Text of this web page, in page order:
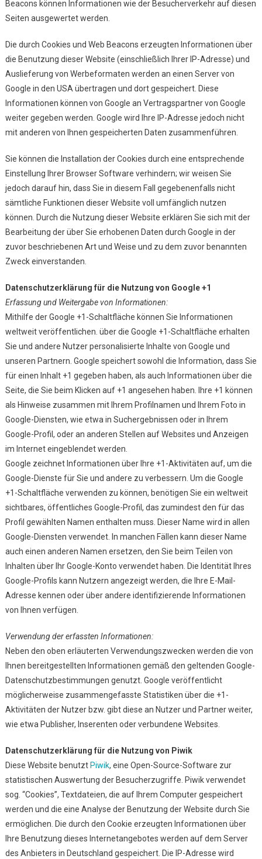
Beacons können Informationen wie der Besucherverkehr auf diesen
Seiten ausgewertet werden.
Die durch Cookies und Web Beacons erzeugten Informationen über
die Benutzung dieser Website (einschließlich Ihrer IP-Adresse) und
Auslieferung von Werbeformaten werden an einen Server von
Google in den USA übertragen und dort gespeichert. Diese
Informationen können von Google an Vertragspartner von Google
weiter gegeben werden. Google wird Ihre IP-Adresse jedoch nicht
mit anderen von Ihnen gespeicherten Daten zusammenführen.
Sie können die Installation der Cookies durch eine entsprechende
Einstellung Ihrer Browser Software verhindern; wir weisen Sie
jedoch darauf hin, dass Sie in diesem Fall gegebenenfalls nicht
sämtliche Funktionen dieser Website voll umfänglich nutzen
können. Durch die Nutzung dieser Website erklären Sie sich mit der
Bearbeitung der über Sie erhobenen Daten durch Google in der
zuvor beschriebenen Art und Weise und zu dem zuvor benannten
Zweck einverstanden.
Datenschutzerklärung für die Nutzung von Google +1
Erfassung und Weitergabe von Informationen:
Mithilfe der Google +1-Schaltfläche können Sie Informationen
weltweit veröffentlichen. über die Google +1-Schaltfläche erhalten
Sie und andere Nutzer personalisierte Inhalte von Google und
unseren Partnern. Google speichert sowohl die Information, dass Sie
für einen Inhalt +1 gegeben haben, als auch Informationen über die
Seite, die Sie beim Klicken auf +1 angesehen haben. Ihre +1 können
als Hinweise zusammen mit Ihrem Profilnamen und Ihrem Foto in
Google-Diensten, wie etwa in Suchergebnissen oder in Ihrem
Google-Profil, oder an anderen Stellen auf Websites und Anzeigen
im Internet eingeblendet werden.
Google zeichnet Informationen über Ihre +1-Aktivitäten auf, um die
Google-Dienste für Sie und andere zu verbessern. Um die Google
+1-Schaltfläche verwenden zu können, benötigen Sie ein weltweit
sichtbares, öffentliches Google-Profil, das zumindest den für das
Profil gewählten Namen enthalten muss. Dieser Name wird in allen
Google-Diensten verwendet. In manchen Fällen kann dieser Name
auch einen anderen Namen ersetzen, den Sie beim Teilen von
Inhalten über Ihr Google-Konto verwendet haben. Die Identität Ihres
Google-Profils kann Nutzern angezeigt werden, die Ihre E-Mail-
Adresse kennen oder über andere identifizierende Informationen
von Ihnen verfügen.
Verwendung der erfassten Informationen:
Neben den oben erläuterten Verwendungszwecken werden die von
Ihnen bereitgestellten Informationen gemäß den geltenden Google-
Datenschutzbestimmungen genutzt. Google veröffentlicht
möglicherweise zusammengefasste Statistiken über die +1-
Aktivitäten der Nutzer bzw. gibt diese an Nutzer und Partner weiter,
wie etwa Publisher, Inserenten oder verbundene Websites.
Datenschutzerklärung für die Nutzung von Piwik
Diese Website benutzt Piwik, eine Open-Source-Software zur
statistischen Auswertung der Besucherzugriffe. Piwik verwendet
sog. “Cookies”, Textdateien, die auf Ihrem Computer gespeichert
werden und die eine Analyse der Benutzung der Website durch Sie
ermöglichen. Die durch den Cookie erzeugten Informationen über
Ihre Benutzung dieses Internetangebotes werden auf dem Server
des Anbieters in Deutschland gespeichert. Die IP-Adresse wird